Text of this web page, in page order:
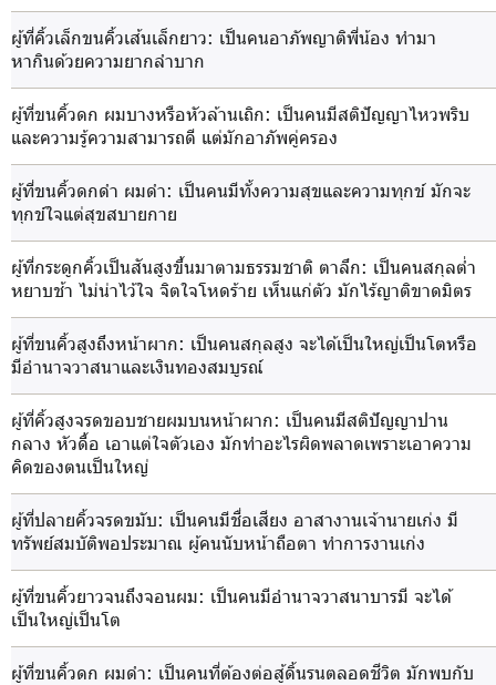
ผู้ที่คิ้วเล็กขนคิ้วเส้นเล็กยาว: เป็นคนอาภัพญาติพี่น้อง ทำมา
หากินด้วยความยากลำบาก
ผู้ที่ขนคิ้วดก ผมบางหรือหัวล้านเถิก: เป็นคนมีสติปัญญาไหวพริบ
และความรู้ความสามารถดี แต่มักอาภัพคู่ครอง
ผู้ที่ขนคิ้วดกดำ ผมดำ: เป็นคนมีทั้งความสุขและความทุกข์ มักจะ
ทุกข์ใจแต่สุขสบายกาย
ผู้ที่กระดูกคิ้วเป็นสันสูงขึ้นมาตามธรรมชาติ ตาลึก: เป็นคนสกุลต่ำ
หยาบช้า ไม่น่าไว้ใจ จิตใจโหดร้าย เห็นแก่ตัว มักไร้ญาติขาดมิตร
ผู้ที่ขนคิ้วสูงถึงหน้าผาก: เป็นคนสกุลสูง จะได้เป็นใหญ่เป็นโตหรือ
มีอำนาจวาสนาและเงินทองสมบูรณ์
ผู้ที่คิ้วสูงจรดขอบชายผมบนหน้าผาก: เป็นคนมีสติปัญญาปาน
กลาง หัวดื้อ เอาแต่ใจตัวเอง มักทำอะไรผิดพลาดเพราะเอาความ
คิดของตนเป็นใหญ่
ผู้ที่ปลายคิ้วจรดขมับ: เป็นคนมีชื่อเสียง อาสางานเจ้านายเก่ง มี
ทรัพย์สมบัติพอประมาณ ผู้คนนับหน้าถือตา ทำการงานเก่ง
ผู้ที่ขนคิ้วยาวจนถึงจอนผม: เป็นคนมีอำนาจวาสนาบารมี จะได้
เป็นใหญ่เป็นโต
ผู้ที่ขนคิ้วดก ผมดำ: เป็นคนที่ต้องต่อสู้ดิ้นรนตลอดชีวิต มักพบกับ